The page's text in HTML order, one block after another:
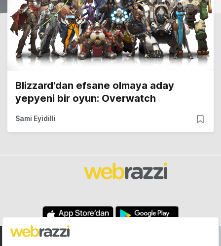
Blizzard'dan efsane olmaya aday
yepyeni bir oyun: Overwatch
Sami Eyidilli